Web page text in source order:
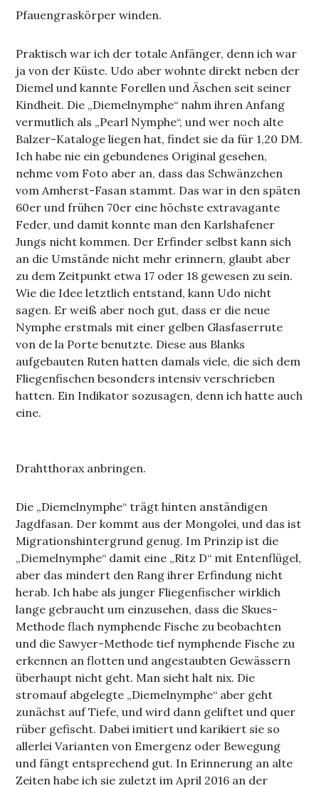
Pfauengraskörper winden.
Praktisch war ich der totale Anfänger, denn ich war
ja von der Küste. Udo aber wohnte direkt neben der
Diemel und kannte Forellen und Äschen seit seiner
Kindheit. Die „Diemelnymphe“ nahm ihren Anfang
vermutlich als „Pearl Nymphe“, und wer noch alte
Balzer-Kataloge liegen hat, findet sie da für 1,20 DM.
Ich habe nie ein gebundenes Original gesehen,
nehme vom Foto aber an, dass das Schwänzchen
vom Amherst-Fasan stammt. Das war in den späten
60er und frühen 70er eine höchste extravagante
Feder, und damit konnte man den Karlshafener
Jungs nicht kommen. Der Erfinder selbst kann sich
an die Umstände nicht mehr erinnern, glaubt aber
zu dem Zeitpunkt etwa 17 oder 18 gewesen zu sein.
Wie die Idee letztlich entstand, kann Udo nicht
sagen. Er weiß aber noch gut, dass er die neue
Nymphe erstmals mit einer gelben Glasfaserrute
von de la Porte benutzte. Diese aus Blanks
aufgebauten Ruten hatten damals viele, die sich dem
Fliegenfischen besonders intensiv verschrieben
hatten. Ein Indikator sozusagen, denn ich hatte auch
eine.
Drahtthorax anbringen.
Die „Diemelnymphe“ trägt hinten anständigen
Jagdfasan. Der kommt aus der Mongolei, und das ist
Migrationshintergrund genug. Im Prinzip ist die
„Diemelnymphe“ damit eine „Ritz D“ mit Entenflügel,
aber das mindert den Rang ihrer Erfindung nicht
herab. Ich habe als junger Fliegenfischer wirklich
lange gebraucht um einzusehen, dass die Skues-
Methode flach nymphende Fische zu beobachten
und die Sawyer-Methode tief nymphende Fische zu
erkennen an flotten und angestaubten Gewässern
überhaupt nicht geht. Man sieht halt nix. Die
stromauf abgelegte „Diemelnymphe“ aber geht
zunächst auf Tiefe, und wird dann geliftet und quer
rüber gefischt. Dabei imitiert und karikiert sie so
allerlei Varianten von Emergenz oder Bewegung
und fängt entsprechend gut. In Erinnerung an alte
Zeiten habe ich sie zuletzt im April 2016 an der